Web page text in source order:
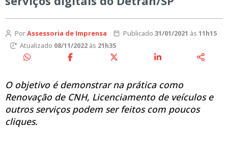
PorAssessoria de Imprensa Publicado 31/01/2021 às 11h15
Atualizado 08/11/2022às 21h35
O objetivo é demonstrar na prática como
Renovação de CNH, Licenciamento de veículos e
outros serviços podem ser feitos com poucos
cliques.